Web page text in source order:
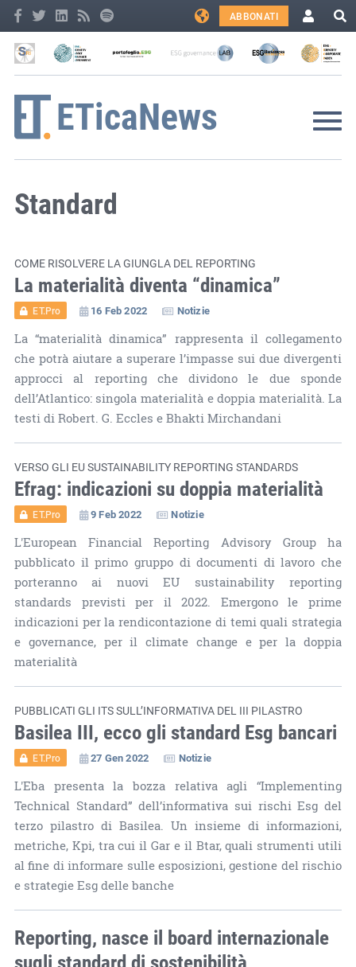
ABBONATI
Standard
COME RISOLVERE LA GIUNGLA DEL REPORTING
La materialità diventa “dinamica”
ET.Pro 16 Feb 2022 Notizie
La “materialità dinamica” rappresenta il collegamento
che potrà aiutare a superare l’impasse sui due divergenti
approcci al reporting che dividono le due sponde
dell’Atlantico: singola materialità e doppia materialità. La
testi di Robert. G. Eccles e Bhakti Mirchandani
VERSO GLI EU SUSTAINABILITY REPORTING STANDARDS
Efrag: indicazioni su doppia materialità
ET.Pro 9 Feb 2022 Notizie
L'European Financial Reporting Advisory Group ha
pubblicato il primo gruppo di documenti di lavoro che
porteranno ai nuovi EU sustainability reporting
standards previsti per il 2022. Emergono le prime
indicazioni per la rendicontazione di temi quali strategia
e governance, per il climate change e per la doppia
materialità
PUBBLICATI GLI ITS SULL’INFORMATIVA DEL III PILASTRO
Basilea III, ecco gli standard Esg bancari
ET.Pro 27 Gen 2022 Notizie
L'Eba presenta la bozza relativa agli “Implementing
Technical Standard” dell’informativa sui rischi Esg del
terzo pilastro di Basilea. Un insieme di informazioni,
metriche, Kpi, tra cui il Gar e il Btar, quali strumenti utili
al fine di informare sulle esposizioni, gestione del rischio
e strategie Esg delle banche
Reporting, nasce il board internazionale